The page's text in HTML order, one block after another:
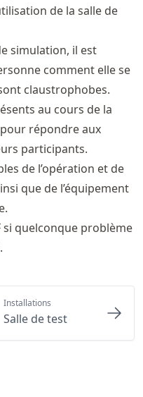
de la salle de
simulation, il est
comment elle se
claustrophobes.
au cours de la
répondre aux
participants.
de l’opération et de
que de l’équipement
si quelconque problème
Installations
Salle de test